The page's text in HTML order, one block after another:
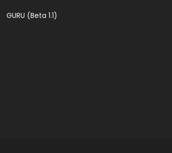
GURU (Beta 1.1)